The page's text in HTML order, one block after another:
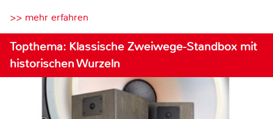
>> mehr erfahren
Topthema: Klassische Zweiwege-Standbox mit
historischen Wurzeln